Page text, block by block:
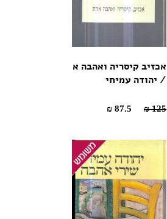
אכזיב קיסריה ואהבה א
/ יהודה עמיחי
125 ₪